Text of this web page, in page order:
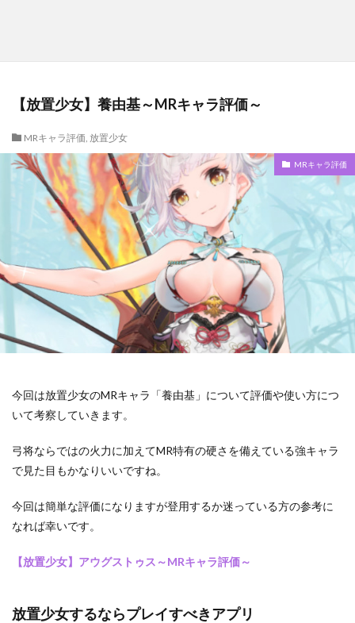
【放置少女】養由基～MRキャラ評価～
MRキャラ評価, 放置少女
MRキャラ評価
今回は放置少女のMRキャラ「養由基」について評価や使い方につ
いて考察していきます。
弓将ならではの火力に加えてMR特有の硬さを備えている強キャラ
で見た目もかなりいいですね。
今回は簡単な評価になりますが登用するか迷っている方の参考に
なれば幸いです。
【放置少女】アウグストゥス～MRキャラ評価～
放置少女するならプレイすべきアプリ